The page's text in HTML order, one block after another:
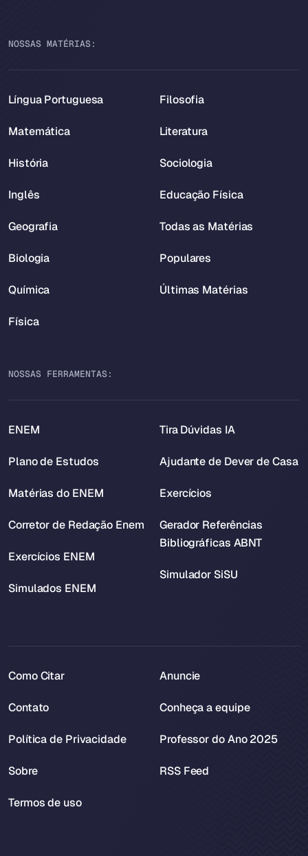
NOSSAS MATÉRIAS:
Língua Portuguesa
Matemática
História
Inglês
Geografia
Biologia
Química
Física
Filosofia
Literatura
Sociologia
Educação Física
Todas as Matérias
Populares
Últimas Matérias
NOSSAS FERRAMENTAS:
ENEM
Plano de Estudos
Matérias do ENEM
Corretor de Redação Enem
Exercícios ENEM
Simulados ENEM
Tira Dúvidas IA
Ajudante de Dever de Casa
Exercícios
Gerador Referências
Bibliográficas ABNT
Simulador SiSU
Como Citar
Contato
Política de Privacidade
Sobre
Termos de uso
Anuncie
Conheça a equipe
Professor do Ano 2025
RSS Feed